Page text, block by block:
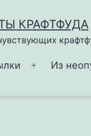
КРАФТФУДА
Открыть
Из